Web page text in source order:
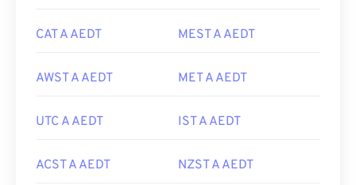
CAT A AEDT MEST A AEDT
AWST A AEDT MET A AEDT
UTC A AEDT IST A AEDT
ACST A AEDT NZST A AEDT